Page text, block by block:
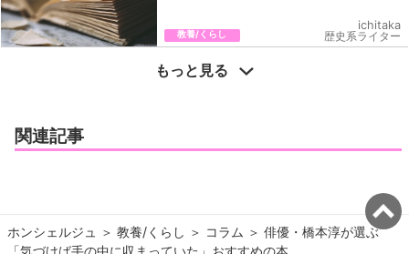
教養/くらし
ichitaka
歴史系ライター
もっと見る
関連記事
ホンシェルジュ ＞ 教養/くらし ＞ コラム ＞ 俳優・橋本淳が選ぶ
「気づけば手の中に収まっていた」おすすめの本